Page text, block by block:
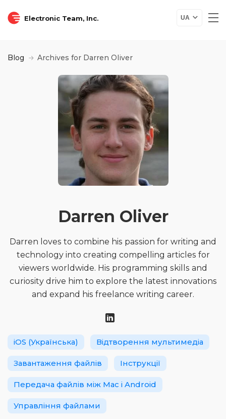
Electronic Team, Inc. UA
Blog Archives for Darren Oliver
Darren Oliver
Darren loves to combine his passion for writing and
technology into creating compelling articles for
viewers worldwide. His programming skills and
curiosity drive him to explore the latest innovations
and expand his freelance writing career.
iOS (Українська) Відтворення мультимедіа
Завантаження файлів Інструкції
Передача файлів між Mac і Android
Управління файлами